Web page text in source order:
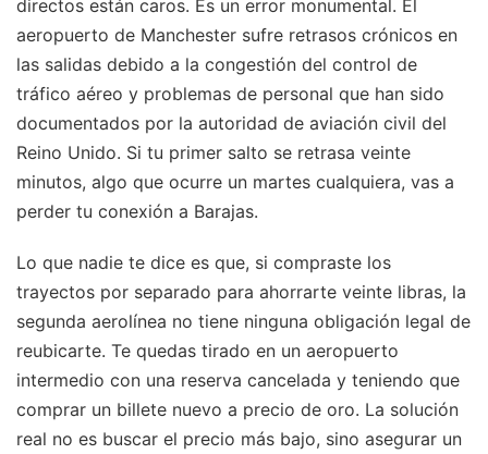
directos están caros. Es un error monumental. El
aeropuerto de Manchester sufre retrasos crónicos en
las salidas debido a la congestión del control de
tráfico aéreo y problemas de personal que han sido
documentados por la autoridad de aviación civil del
Reino Unido. Si tu primer salto se retrasa veinte
minutos, algo que ocurre un martes cualquiera, vas a
perder tu conexión a Barajas.
Lo que nadie te dice es que, si compraste los
trayectos por separado para ahorrarte veinte libras, la
segunda aerolínea no tiene ninguna obligación legal de
reubicarte. Te quedas tirado en un aeropuerto
intermedio con una reserva cancelada y teniendo que
comprar un billete nuevo a precio de oro. La solución
real no es buscar el precio más bajo, sino asegurar un